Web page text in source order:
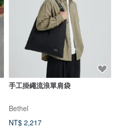
手工掛繩流浪單肩袋
Bethel
NT$ 2,217